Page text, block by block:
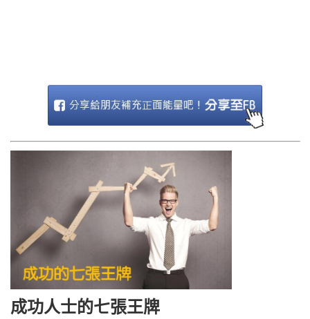
成功人士的七張王牌